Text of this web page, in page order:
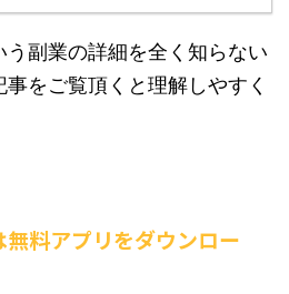
う副業の詳細を全く知らない
をご覧頂くと理解しやすく
無料アプリをダウンロー